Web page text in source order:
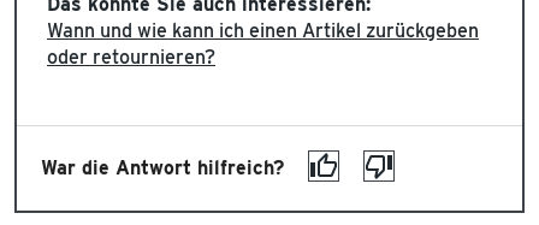
Wann und wie kann ich einen Artikel zurückgeben
oder retournieren?
War die Antwort hilfreich?